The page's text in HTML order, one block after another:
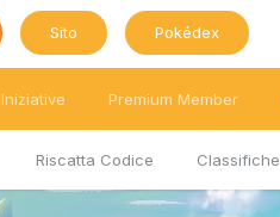
Sito Pokédex
Riscatta Codice Classifiche
Iniziative Premium Member